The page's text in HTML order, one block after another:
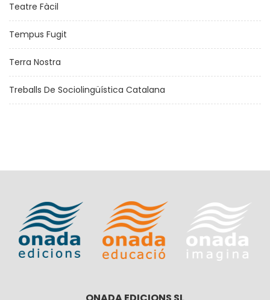
Teatre Fàcil
Tempus Fugit
Terra Nostra
Treballs De Sociolingüística Catalana